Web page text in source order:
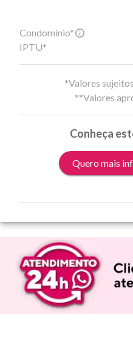
Condomínio*
IPTU*
*Valores
**Valores
Conheça
Quero mais